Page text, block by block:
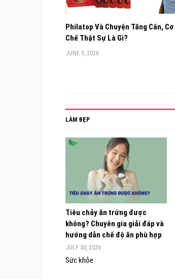
Philatop Và Chuyện Tăng Cân, Cơ
Chế Thật Sự Là Gì?
JUNE 9, 2026
LÀM ĐẸP
Tiêu chảy ăn trứng được
không? Chuyên gia giải đáp và
hướng dẫn chế độ ăn phù hợp
JULY 30, 2026
Sức khỏe